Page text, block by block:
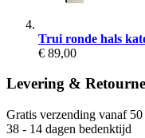
Trui ronde hals
€ 89,00
Levering &
Gratis verzending vanaf
38 - 14 dagen bedenktijd